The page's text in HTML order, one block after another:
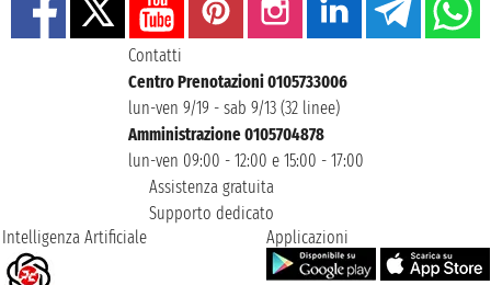
Contatti
Centro Prenotazioni 0105733006
lun-ven 9/19 - sab 9/13 (32 linee)
Amministrazione 0105704878
lun-ven 09:00 - 12:00 e 15:00 - 17:00
Assistenza gratuita
Supporto dedicato
Intelligenza Artificiale
Applicazioni